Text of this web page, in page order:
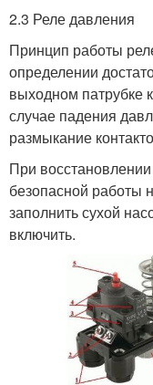
2.3 Реле давления
Принцип работы
определении
выходном патрубке
случае падения
размыкание
При
безопасной работы
заполнить сухой
включить.